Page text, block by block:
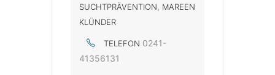
SUCHTPRÄVENTION, MAREEN
KLÜNDER
TELEFON 0241-
41356131